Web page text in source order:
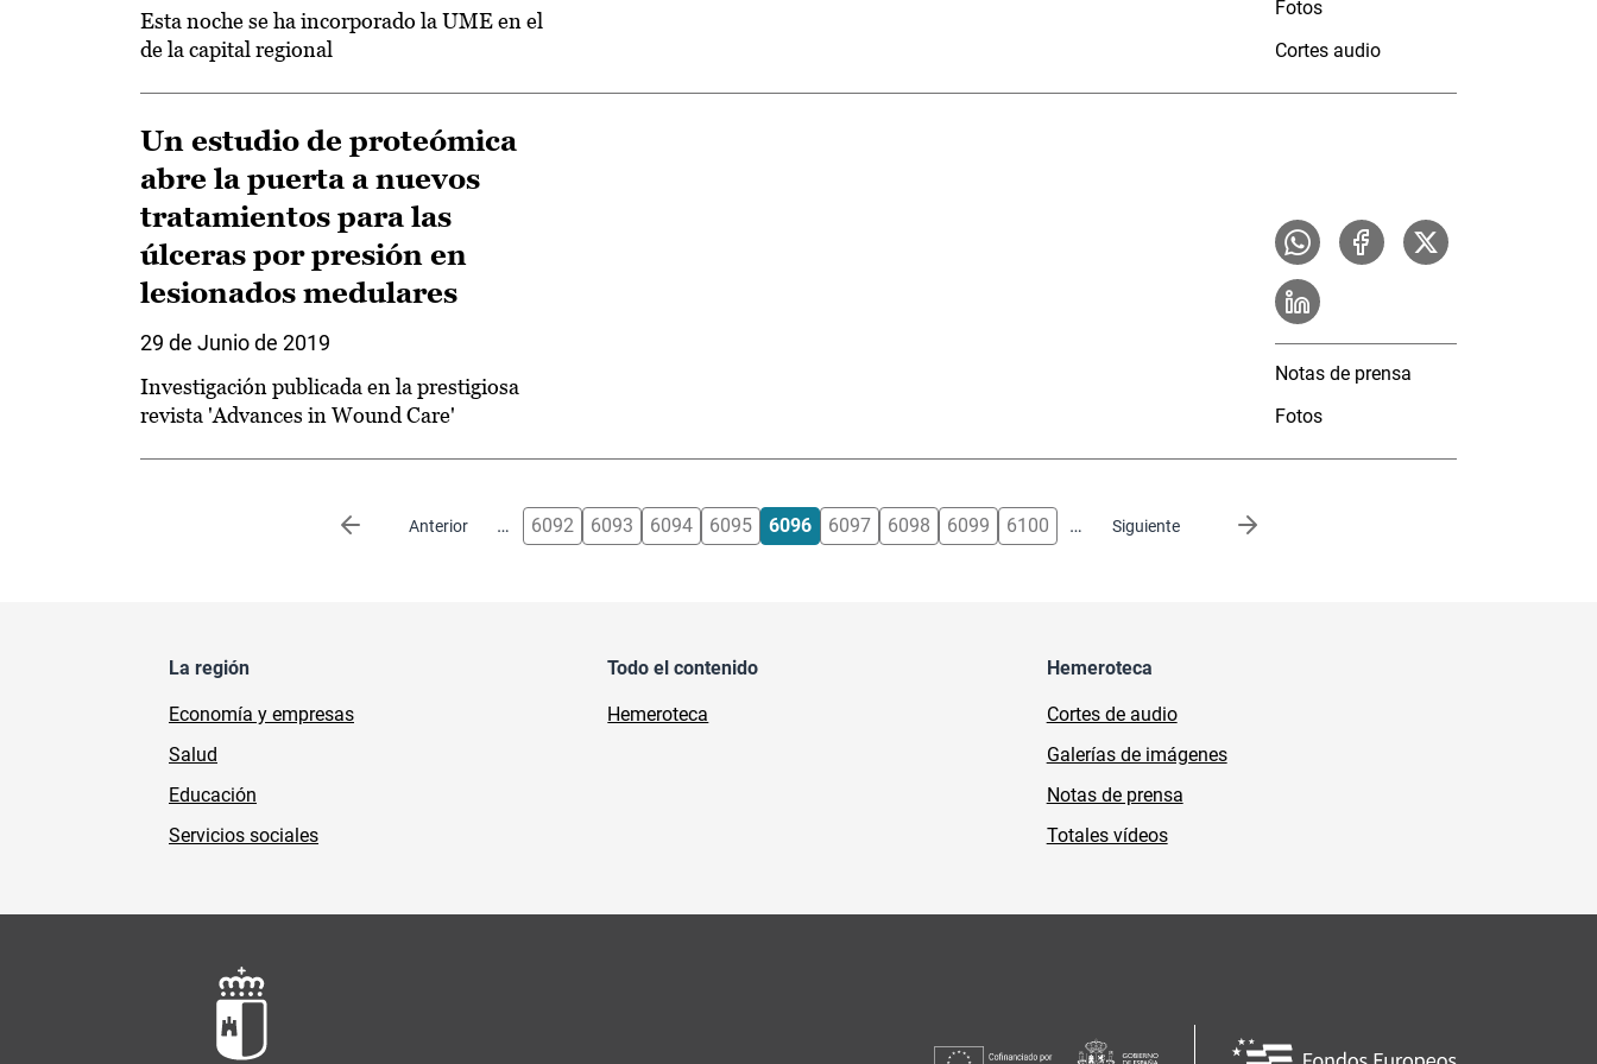
Esta noche se ha incorporado la UME en el
de la capital regional
Fotos
Cortes audio
Un estudio de proteómica
abre la puerta a nuevos
tratamientos para las
úlceras por presión en
lesionados medulares
29 de Junio de 2019
Investigación publicada en la prestigiosa
revista 'Advances in Wound Care'
Notas de prensa
Fotos
Anterior
Página anterior … 6092 6093 6094 6095 6096 6097 6098 6099 6100 … Siguiente
Siguiente página
La región
Economía y empresas
Salud
Educación
Servicios sociales
Todo el contenido
Hemeroteca
Hemeroteca
Cortes de audio
Galerías de imágenes
Notas de prensa
Totales vídeos